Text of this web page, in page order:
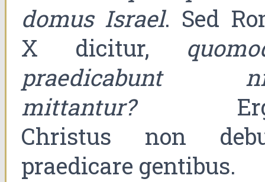
domus Israel. Sed
X dicitur,
praedicabunt
mittantur?
Christus non
praedicare gentibus.